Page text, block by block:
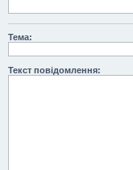
Тема:
Текст повідомлення: